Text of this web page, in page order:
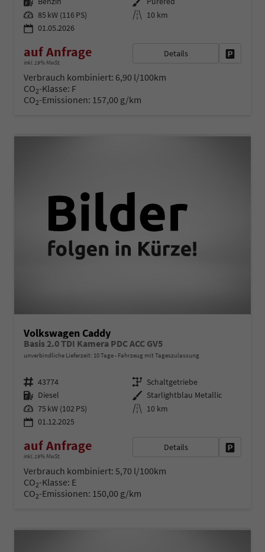
Leistung 85 kW (116 PS) Kilometerstand 10 km
01.05.2026
auf Anfrage
inkl. 19% MwSt.
Details
Verbrauch kombiniert: 6,90 l/100km
CO2-Klasse: F
CO2-Emissionen: 157,00 g/km
Volkswagen Caddy
Basis 2.0 TDI Kamera PDC ACC GV5
unverbindliche Lieferzeit: 10 Tage Fahrzeug mit Tageszulassung
Fahrzeugnr. 43774 Getriebe Schaltgetriebe
Kraftstoff Diesel Außenfarbe Starlightblau Metallic
Leistung 75 kW (102 PS) Kilometerstand 10 km
01.12.2025
auf Anfrage
inkl. 19% MwSt.
Details
Verbrauch kombiniert: 5,70 l/100km
CO2-Klasse: E
CO2-Emissionen: 150,00 g/km